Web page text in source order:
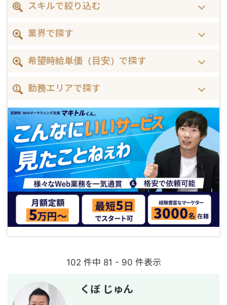
スキルで絞り込む
業界で探す
希望時給単価（目安）で探す
勤務エリアで探す
102 件中 81 - 90 件表示
くぼ じゅん